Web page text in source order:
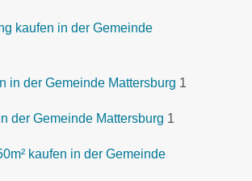
kaufen in der Gemeinde
in der Gemeinde Mattersburg 1
der Gemeinde Mattersburg 1
kaufen in der Gemeinde